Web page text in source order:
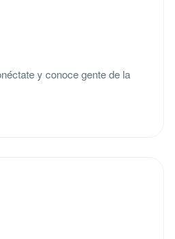
y conoce gente de la